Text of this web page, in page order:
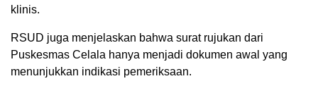
klinis.
RSUD juga menjelaskan bahwa surat rujukan dari
Puskesmas Celala hanya menjadi dokumen awal yang
menunjukkan indikasi pemeriksaan.